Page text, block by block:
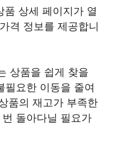
품 상세 페이지가 열
격 정보를 제공합니
상품을 쉽게 찾을
필요한 이동을 줄여
품의 재고가 부족한
돌아다닐 필요가